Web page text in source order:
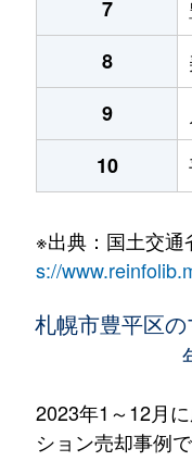
7
8
9
10
※出典：国土交通
s://
札幌市豊平区
2023年1～12月
ション売却事例で